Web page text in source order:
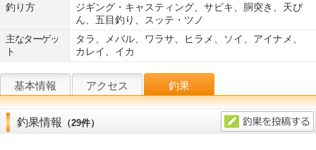
釣り方
ジギング・キャスティング、サビキ、胴突き、天び
ん、五目釣り、スッテ・ツノ
主なターゲッ
ト
タラ、メバル、ワラサ、ヒラメ、ソイ、アイナメ、
カレイ、イカ
基本情報 アクセス 釣果
釣果情報 （29件）